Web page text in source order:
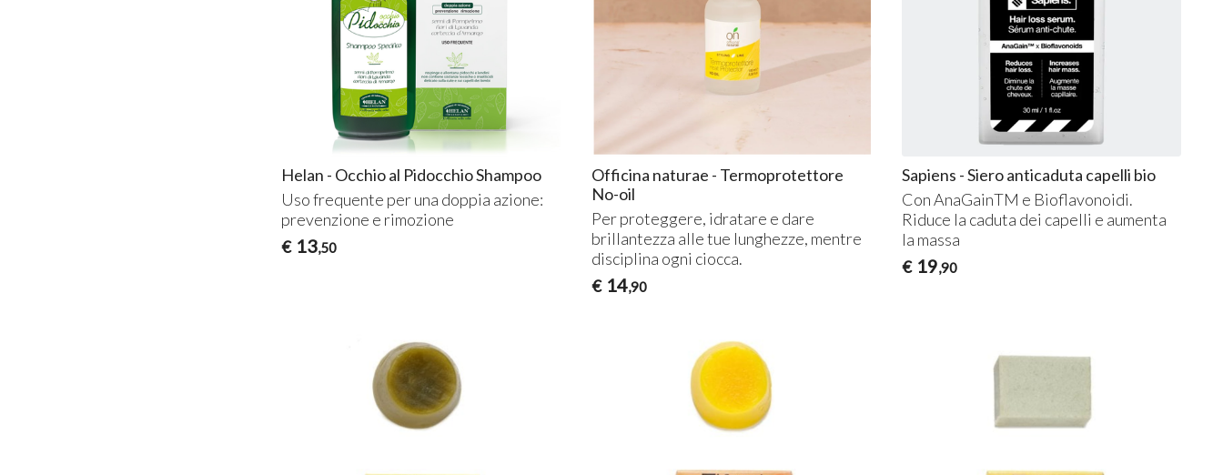
Helan - Occhio al Pidocchio Shampoo
Uso frequente per una doppia azione:
prevenzione e rimozione
€ 13,50
Officina naturae - Termoprotettore
No-oil
Per proteggere, idratare e dare
brillantezza alle tue lunghezze, mentre
disciplina ogni ciocca.
€ 14,90
Sapiens - Siero anticaduta capelli bio
Con AnaGainTM e Bioflavonoidi.
Riduce la caduta dei capelli e aumenta
la massa
€ 19,90